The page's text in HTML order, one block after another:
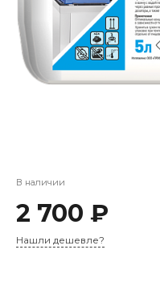
В наличии
2 700 ₽
Нашли дешевле?